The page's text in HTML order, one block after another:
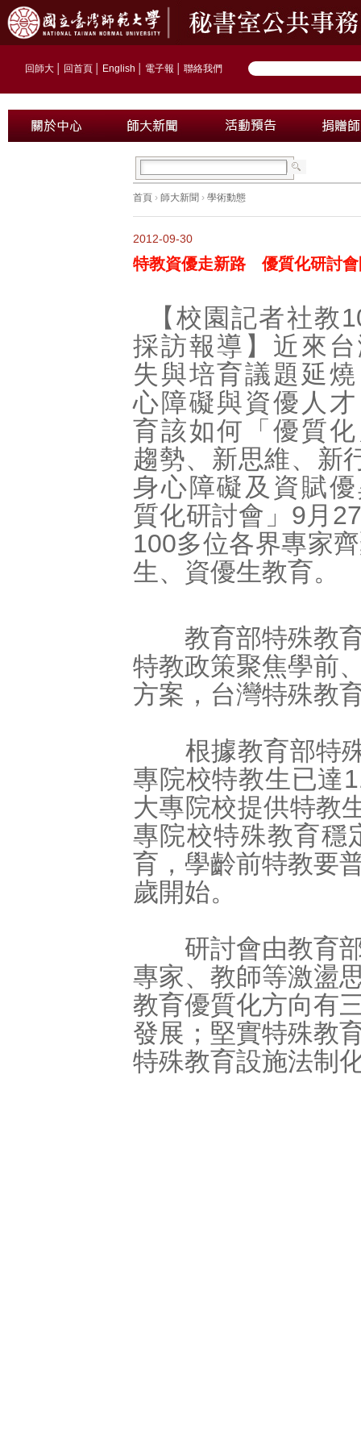
回師大 回首頁 English 電子報 聯絡我們
首頁 › 師大新聞 › 學術動態
2012-09-30
特教資優走新路 優質化研討會
【校園記者社教
採訪報導】近來
失與培育議題延
心障礙與資優人
育該如何「優質
趨勢、新思維、新
身心障礙及資賦
質化研討會」9月
100多位各界專家
生、資優生教育。
教育部特殊教育
特教政策聚焦學前
方案，台灣特殊教
根據教育部特殊
專院校特教生已達
大專院校提供特教
專院校特殊教育穩
育，學齡前特教要
歲開始。
研討會由教育部
專家、教師等激盪
教育優質化方向有
發展；堅實特殊教
特殊教育設施法制